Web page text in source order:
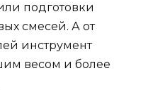
подготовки
смесей. А от
инструмент
весом и более